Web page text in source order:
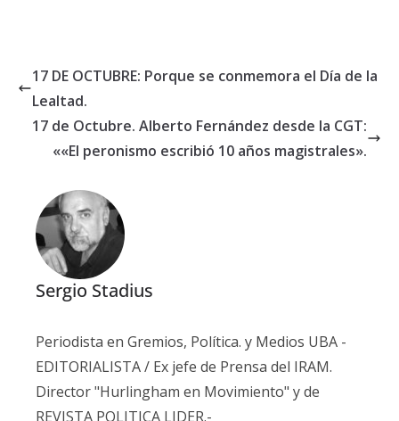
17 DE OCTUBRE: Porque se conmemora el Día de la
Lealtad.
17 de Octubre. Alberto Fernández desde la CGT:
««El peronismo escribió 10 años magistrales».
Sergio Stadius
Periodista en Gremios, Política. y Medios UBA -
EDITORIALISTA / Ex jefe de Prensa del IRAM.
Director "Hurlingham en Movimiento" y de
REVISTA POLITICA LIDER.-